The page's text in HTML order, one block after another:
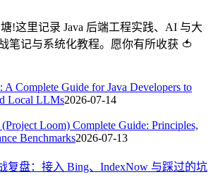
!这里记录 Java 后端工程实践、AI 与大
笔记与系统化教程。愿你有所收获 🍅
A Complete Guide for Java Developers to
Local LLMs2026-07-14
Loom) Complete Guide: Principles,
Benchmarks2026-07-13
复盘：接入 Bing、IndexNow 与踩过的坑